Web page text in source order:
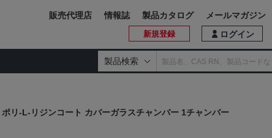
製品検索
ログイン
新規登録
販売代理店 情報誌 製品カタログ メールマガジン
ポリ-L-リジンコート カバーガラスチャンバー 1チャンバー